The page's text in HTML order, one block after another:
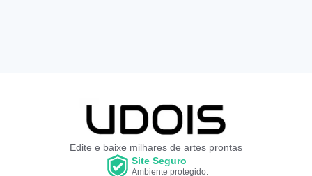
Edite e baixe milhares de artes prontas
Site Seguro
Ambiente protegido.